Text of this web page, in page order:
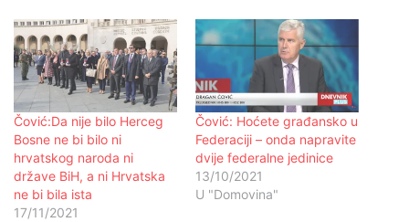
Čović:Da nije bilo Herceg
Bosne ne bi bilo ni
hrvatskog naroda ni
države BiH, a ni Hrvatska
ne bi bila ista
17/11/2021
Čović: Hoćete građansko u
Federaciji – onda napravite
dvije federalne jedinice
13/10/2021
U "Domovina"